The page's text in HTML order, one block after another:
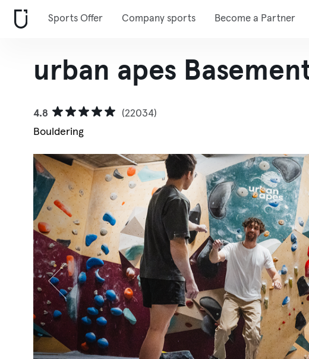
Sports Offer Company sports Become a Partner
urban apes
4.8
(22034)
Bouldering